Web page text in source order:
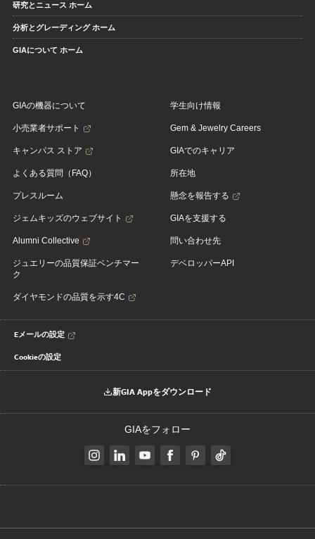
研究とニュース ホーム
分析とグレーディング ホーム
GIAについて ホーム
GIAの機器について
小売業者サポート
キャンパス ストア
よくある質問（FAQ）
プレスルーム
ジェムキッズのウェブサイト
Alumni Collective
ジュエリーの品質保証ベンチマー
ク
ダイヤモンドの品質を示す4C
学生向け情報
Gem & Jewelry Careers
GIAでのキャリア
所在地
懸念を報告する
GIAを支援する
問い合わせ先
デベロッパーAPI
Eメールの設定
Cookieの設定
新GIA Appをダウンロード
GIAをフォロー